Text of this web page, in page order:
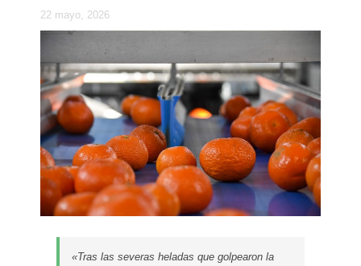
22 mayo, 2026
«Tras las severas heladas que golpearon la